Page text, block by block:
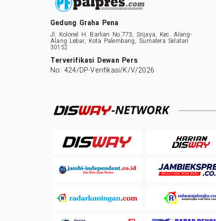
Gedung Graha Pena
Jl. Kolonel H. Barlian No.773, Srijaya, Kec. Alang-
Alang Lebar, Kota Palembang, Sumatera Selatan
30152
Terverifikasi Dewan Pers
No: 424/DP-Verifikasi/K/V/2026